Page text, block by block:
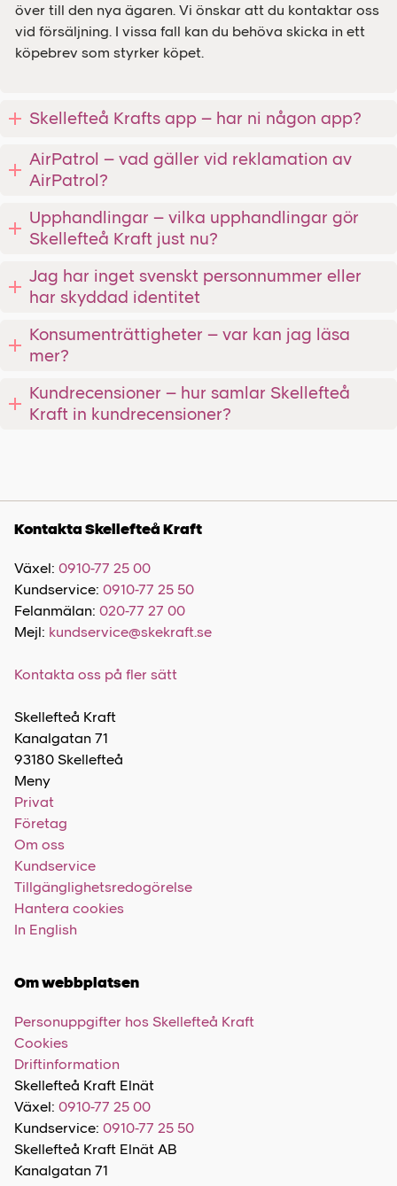
över till den nya ägaren. Vi önskar att du kontaktar oss
vid försäljning. I vissa fall kan du behöva skicka in ett
köpebrev som styrker köpet.
Skellefteå Krafts app – har ni någon app?
AirPatrol – vad gäller vid reklamation av
AirPatrol?
Upphandlingar – vilka upphandlingar gör
Skellefteå Kraft just nu?
Jag har inget svenskt personnummer eller
har skyddad identitet
Konsumenträttigheter – var kan jag läsa
mer?
Kundrecensioner – hur samlar Skellefteå
Kraft in kundrecensioner?
Kontakta Skellefteå Kraft
Växel: 0910-77 25 00
Kundservice: 0910-77 25 50
Felanmälan: 020-77 27 00
Mejl: kundservice@skekraft.se
Kontakta oss på fler sätt
Skellefteå Kraft
Kanalgatan 71
93180 Skellefteå
Meny
Privat
Företag
Om oss
Kundservice
Tillgänglighetsredogörelse
Hantera cookies
In English
Om webbplatsen
Personuppgifter hos Skellefteå Kraft
Cookies
Driftinformation
Skellefteå Kraft Elnät
Växel: 0910-77 25 00
Kundservice: 0910-77 25 50
Skellefteå Kraft Elnät AB
Kanalgatan 71